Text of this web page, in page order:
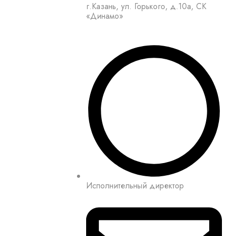
г.Казань, ул. Горького, д.10а, СК
«Динамо»
Исполнительный директор